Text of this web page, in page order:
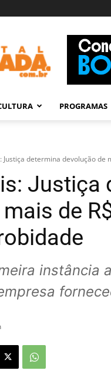
PROGRAMAS
Justiça determina devolução de
Justiça
de
instância